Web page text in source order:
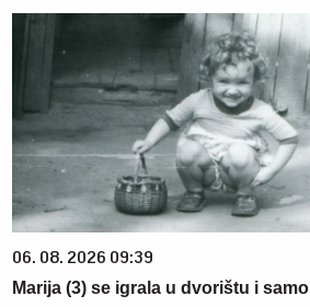
06. 08. 2026 09:39
Marija (3) se igrala u dvorištu i